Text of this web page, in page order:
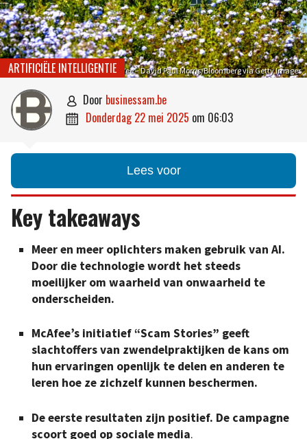
McAfee – David Paul Morris/Bloomberg via Getty Images
ARTIFICIËLE INTELLIGENTIE
 door businessam.be
 donderdag 22 mei 2025 om 06:03
Lees voor
Key takeaways
Meer en meer oplichters maken gebruik van AI.
Door die technologie wordt het steeds
moeilijker om waarheid van onwaarheid te
onderscheiden.
McAfee’s initiatief “Scam Stories” geeft
slachtoffers van zwendelpraktijken de kans om
hun ervaringen openlijk te delen en anderen te
leren hoe ze zichzelf kunnen beschermen.
De eerste resultaten zijn positief. De campagne
scoort goed op sociale media.